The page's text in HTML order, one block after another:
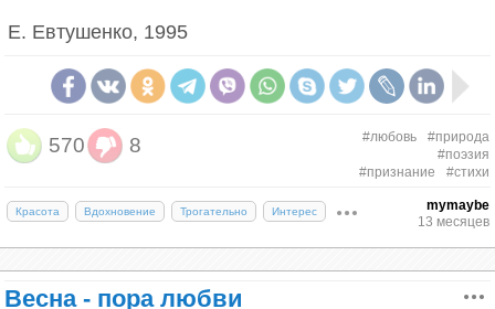
Третья версия — эволюционная. Учёные из
теряли острое обоняние. Чтобы оценить партнёра
— его здоровье, иммунитет, «химию» —
приходилось подходить всё ближе. Так
романтическое обнюхивание со временем
переросло в контакт губами.
Поцелуй как биология
Что происходит в теле во время поцелуя? Губы в
сотни раз чувствительнее подушечек пальцев. При
Борис Рыжий с женой Ириной Князевой // Формаслов
Не покидай меня
Не покидай меня, когда
горит полночная звезда,
когда на улице и в доме
Е. Евтушенко, 1995
570 8 #любовь
#природа
#поэзия
#признание
#стихи
Красота Вдохновение Трогательно Интерес
mymaybe
13 месяцев
Весна - пора любви